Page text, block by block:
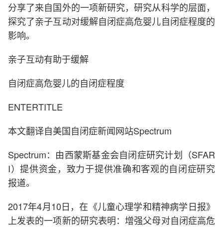
分享了来自国外的一项新研究，研究从科学的层面，
探究了亲子互动对缓解自闭症高危婴儿自闭症程度的
影响。
亲子互动有助于缓解
自闭症高危婴儿的自闭症程度
ENTERTITLE
本文翻译自美国自闭症新闻网站Spectrum
Spectrum：由西蒙斯基金会自闭症研究计划（SFAR
I）提供资金，致力于提供准确和客观的自闭症研究
报道。
2017年4月10日，在《儿童心理学和精神病学日报》
上发表的一项新的研究表明：增强父母对自闭症高危